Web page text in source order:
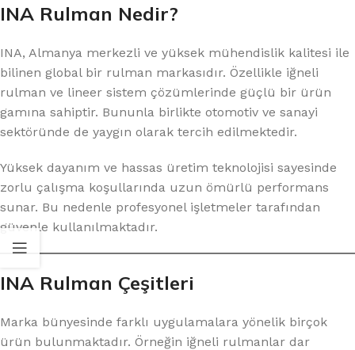
INA Rulman Nedir?
INA, Almanya merkezli ve yüksek mühendislik kalitesi ile
bilinen global bir rulman markasıdır. Özellikle iğneli
rulman ve lineer sistem çözümlerinde güçlü bir ürün
gamına sahiptir. Bununla birlikte otomotiv ve sanayi
sektöründe de yaygın olarak tercih edilmektedir.
Yüksek dayanım ve hassas üretim teknolojisi sayesinde
zorlu çalışma koşullarında uzun ömürlü performans
sunar. Bu nedenle profesyonel işletmeler tarafından
güvenle kullanılmaktadır.
INA Rulman Çeşitleri
Marka bünyesinde farklı uygulamalara yönelik birçok
ürün bulunmaktadır. Örneğin iğneli rulmanlar dar